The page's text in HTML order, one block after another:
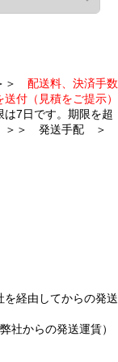
＞ 配送料、決済手数
付（見積をご提示）
7日です。期限を超
＞＞ 発送手配 ＞
経由してからの発送
社からの発送運賃）